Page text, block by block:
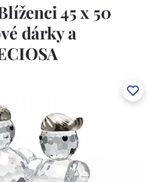
45 x 50
dárky a